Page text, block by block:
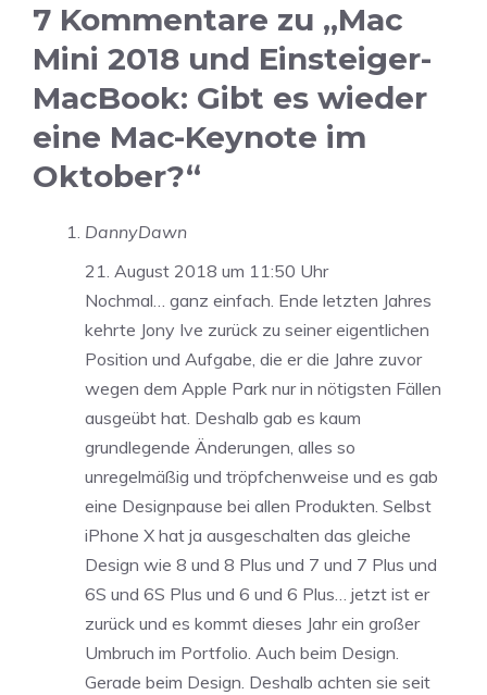
7 Kommentare zu „Mac
Mini 2018 und Einsteiger-
MacBook: Gibt es wieder
eine Mac-Keynote im
Oktober?“
DannyDawn
21. August 2018 um 11:50 Uhr
Nochmal… ganz einfach. Ende letzten Jahres
kehrte Jony Ive zurück zu seiner eigentlichen
Position und Aufgabe, die er die Jahre zuvor
wegen dem Apple Park nur in nötigsten Fällen
ausgeübt hat. Deshalb gab es kaum
grundlegende Änderungen, alles so
unregelmäßig und tröpfchenweise und es gab
eine Designpause bei allen Produkten. Selbst
iPhone X hat ja ausgeschalten das gleiche
Design wie 8 und 8 Plus und 7 und 7 Plus und
6S und 6S Plus und 6 und 6 Plus… jetzt ist er
zurück und es kommt dieses Jahr ein großer
Umbruch im Portfolio. Auch beim Design.
Gerade beim Design. Deshalb achten sie seit